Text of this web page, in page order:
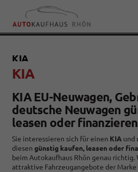
KIA
KIA
KIA EU-Neuwagen,
deutsche Neuwagen
leasen oder finanzieren
Sie interessieren sich für einen KIA und
diesen günstig kaufen, leasen oder
beim Autokaufhaus Rhön genau
attraktive Fahrzeugangebote der Marke